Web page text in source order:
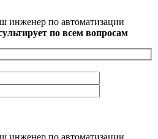
инженер по автоматизации
по всем вопросам
инженер по автоматизации